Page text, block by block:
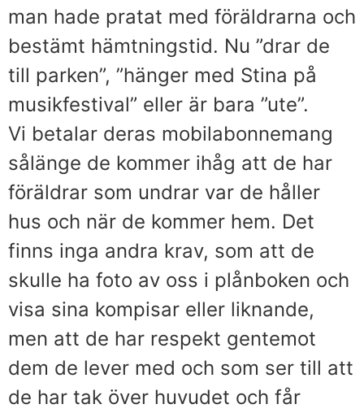
man hade pratat med föräldrarna och
bestämt hämtningstid. Nu ”drar de
till parken”, ”hänger med Stina på
musikfestival” eller är bara ”ute”.
Vi betalar deras mobilabonnemang
sålänge de kommer ihåg att de har
föräldrar som undrar var de håller
hus och när de kommer hem. Det
finns inga andra krav, som att de
skulle ha foto av oss i plånboken och
visa sina kompisar eller liknande,
men att de har respekt gentemot
dem de lever med och som ser till att
de har tak över huvudet och får